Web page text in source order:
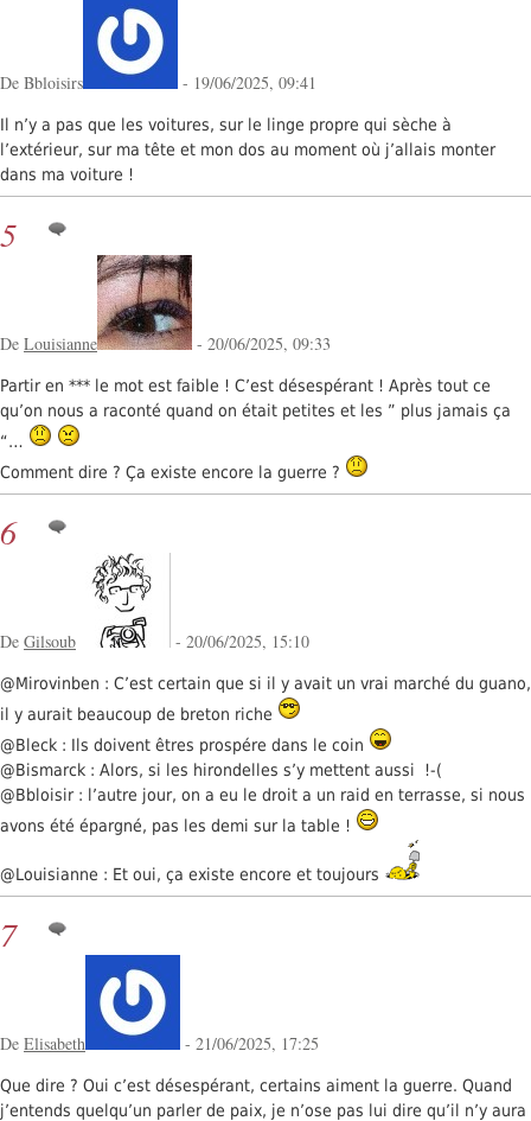
De Bbloisirs - 19/06/2025, 09:41
Il n’y a pas que les voitures, sur le linge propre qui sèche à
l’extérieur, sur ma tête et mon dos au moment où j’allais monter
dans ma voiture !
5
De Louisianne - 20/06/2025, 09:33
Partir en *** le mot est faible ! C’est désespérant ! Après tout ce
qu’on nous a raconté quand on était petites et les ” plus jamais ça
“…
Comment dire ? Ça existe encore la guerre ?
6
De Gilsoub - 20/06/2025, 15:10
@Mirovinben : C’est certain que si il y avait un vrai marché du guano,
il y aurait beaucoup de breton riche
@Bleck : Ils doivent êtres prospére dans le coin
@Bismarck : Alors, si les hirondelles s’y mettent aussi !-(
@Bbloisir : l’autre jour, on a eu le droit a un raid en terrasse, si nous
avons été épargné, pas les demi sur la table !
@Louisianne : Et oui, ça existe encore et toujours
7
De Elisabeth - 21/06/2025, 17:25
Que dire ? Oui c’est désespérant, certains aiment la guerre. Quand
j’entends quelqu’un parler de paix, je n’ose pas lui dire qu’il n’y aura